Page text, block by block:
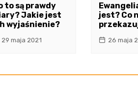
to są prawdy
Jakie jest
wyjaśnienie?
29 maja 2021
jest? Co
26 maja